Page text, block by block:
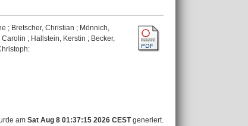
; Bretscher, Christian ; Mönnich,
Carolin ; Hallstein, Kerstin ; Becker,
:
am Sat Aug 8 01:37:15 2026 CESTgeneriert.